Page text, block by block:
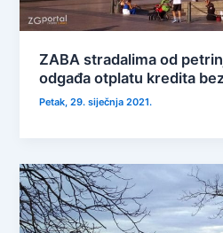
ZABA stradalima od
odgađa otplatu kredita
Petak, 29. siječnja 2021.